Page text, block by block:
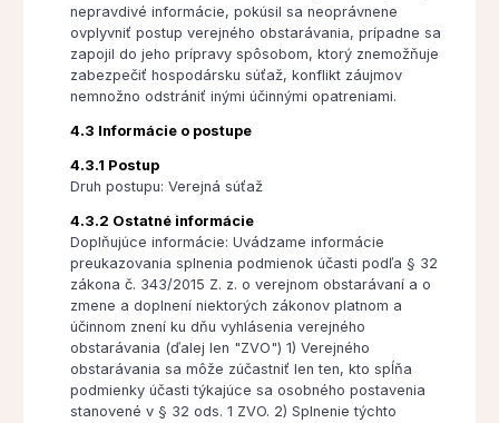
nepravdivé informácie, pokúsil sa neoprávnene
ovplyvniť postup verejného obstarávania, prípadne sa
zapojil do jeho prípravy spôsobom, ktorý znemožňuje
zabezpečiť hospodársku súťaž, konflikt záujmov
nemnožno odstrániť inými účinnými opatreniami.
4.3 Informácie o postupe
4.3.1 Postup
Druh postupu: Verejná súťaž
4.3.2 Ostatné informácie
Doplňujúce informácie: Uvádzame informácie
preukazovania splnenia podmienok účasti podľa § 32
zákona č. 343/2015 Z. z. o verejnom obstarávaní a o
zmene a doplnení niektorých zákonov platnom a
účinnom znení ku dňu vyhlásenia verejného
obstarávania (ďalej len "ZVO") 1) Verejného
obstarávania sa môže zúčastniť len ten, kto spĺňa
podmienky účasti týkajúce sa osobného postavenia
stanovené v § 32 ods. 1 ZVO. 2) Splnenie týchto